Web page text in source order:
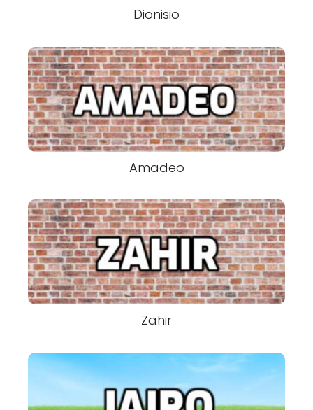
Dionisio
Amadeo
Zahir